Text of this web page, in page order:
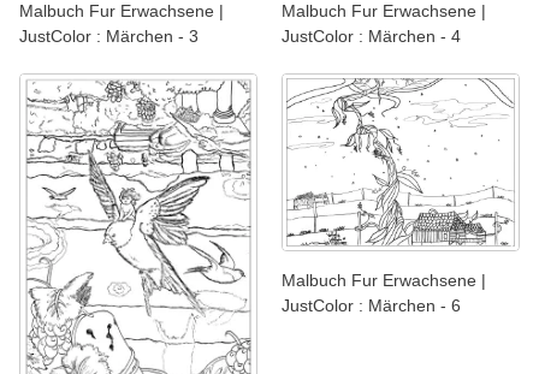
Malbuch Fur Erwachsene |
JustColor : Märchen - 3
Malbuch Fur Erwachsene |
JustColor : Märchen - 4
Malbuch Fur Erwachsene |
JustColor : Märchen - 6